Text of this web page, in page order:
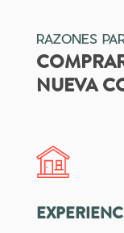
RAZONES
NUEVA